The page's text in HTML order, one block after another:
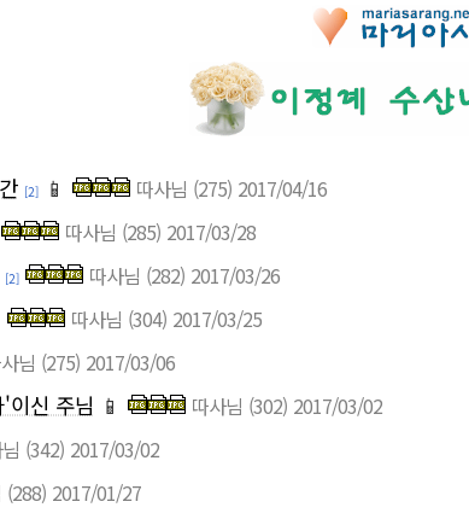
[2] 📱 따사님 (275) 2017/04/16
따사님 (285) 2017/03/28
[2] 따사님 (282) 2017/03/26
따사님 (304) 2017/03/25
님 (275) 2017/03/06
이신 주님 📱 따사님 (302) 2017/03/02
(342) 2017/03/02
(288) 2017/01/27